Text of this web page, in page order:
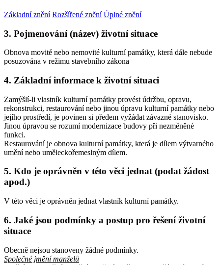
Základní znění Rozšířené znění Úplné znění
3. Pojmenování (název) životní situace
Obnova movité nebo nemovité kulturní památky, která dále nebude
posuzována v režimu stavebního zákona
4. Základní informace k životní situaci
Zamýšlí-li vlastník kulturní památky provést údržbu, opravu,
rekonstrukci, restaurování nebo jinou úpravu kulturní památky nebo
jejího prostředí, je povinen si předem vyžádat závazné stanovisko.
Jinou úpravou se rozumí modernizace budovy při nezměněné
funkci.
Restaurování je obnova kulturní památky, která je dílem výtvarného
umění nebo uměleckořemeslným dílem.
5. Kdo je oprávněn v této věci jednat (podat žádost
apod.)
V této věci je oprávněn jednat vlastník kulturní památky.
6. Jaké jsou podmínky a postup pro řešení životní
situace
Obecně nejsou stanoveny žádné podmínky.
Společné jmění manželů